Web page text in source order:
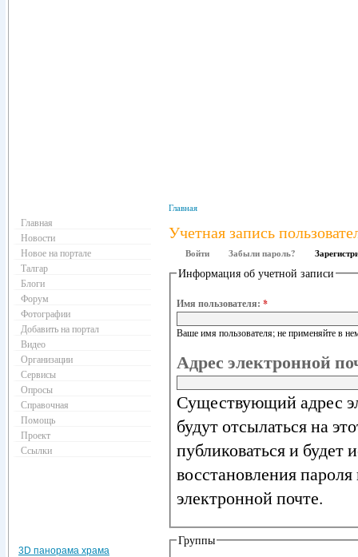
Главная
Учетная запись
Войти Забыли пароль?
Информация об учетной записи
Имя пользователя: *
Ваше имя пользователя; не применяйте в
Адрес электронной
Существующий адрес
будут отсылаться на
публиковаться и
восстановления
электронной почте.
Группы
Главная
Новости
Новое на портале
Талгар
Блоги
Форум
Фотографии
Добавить на портал
Видео
Организации
Сервисы
Опросы
Справочная
Помощь
Проект
Ссылки
3D панорама храма